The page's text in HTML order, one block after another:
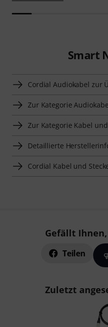
Smart
Cordial Audiokabel zur
Zur Kategorie
Zur Kategorie Kabel
Detaillierte
Cordial Kabel und
Gefällt Ihnen,
Teilen
Zuletzt